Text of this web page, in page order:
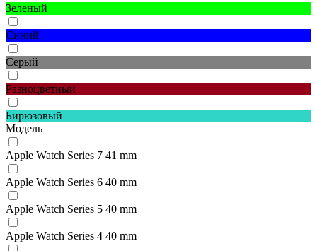
Зеленый
Синий
Серый
Разноцветный
Бирюзовый
Модель
Apple Watch Series 7 41 mm
Apple Watch Series 6 40 mm
Apple Watch Series 5 40 mm
Apple Watch Series 4 40 mm